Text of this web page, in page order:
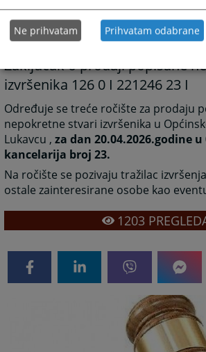
Zaključak o prodaji popisane
izvršenika 126 0 I 221246 23 I
Određuje se treće ročište za prodaju
nepokretne stvari izvršenika u
Lukavcu ,za dan 20.04.2026.godine u
kancelarija broj 23.
Na ročište se pozivaju tražilac
ostale zainteresirane osobe kao
1203
Ne prihvatam Prihvatam odabrane